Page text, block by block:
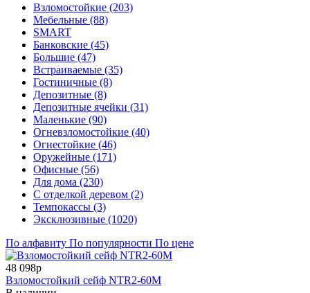
Взломостойкие (203)
Мебельные (88)
SMART
Банковские (45)
Большие (47)
Встраиваемые (35)
Гостиничные (8)
Депозитные (8)
Депозитные ячейки (31)
Маленькие (90)
Огневзломостойкие (40)
Огнестойкие (46)
Оружейные (171)
Офисные (56)
Для дома (230)
С отделкой деревом (2)
Темпокассы (3)
Эксклюзивные (1020)
По алфавиту По популярности По цене
48 098р
Взломостойкий сейф NTR2-60M